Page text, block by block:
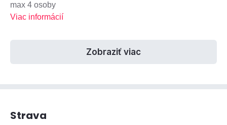
max 4 osoby
Viac informácií
Zobraziť viac
Strava